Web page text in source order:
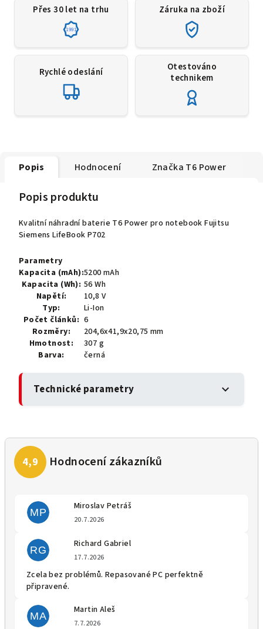
Přes 30 let na trhu
1991
Záruka na zboží
Rychlé odeslání
Otestováno
technikem
Popis Hodnocení Značka T6 Power
Popis produktu
Kvalitní náhradní baterie T6 Power pro notebook Fujitsu
Siemens LifeBook P702
Parametry
Kapacita (mAh):5200 mAh
Kapacita (Wh): 56 Wh
Napětí:
10,8 V
Typ:
Li-Ion
Počet článků: 6
Rozměry:
204,6x41,9x20,75 mm
Hmotnost:
307 g
Barva:
černá
Technické parametry expand_more
MP
Miroslav Petráš
20.7.2026
RG
Richard Gabriel
17.7.2026
Zcela bez problémů. Repasované PC perfektně
připravené.
MA
Martin Aleš
7.7.2026